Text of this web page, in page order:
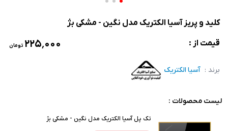
کلید و پریز آسیا الکتریک مدل نگین - مشکی بژ
قیمت از :
۲۲۵٬۰۰۰ تومان
برند : آسیا الکتریک
لیست محصولات :
تک پل آسیا الکتریک مدل نگین - مشکی بژ